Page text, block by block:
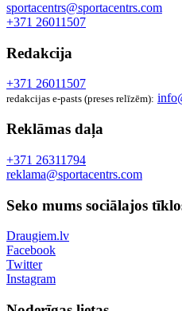
sportacentrs@sportacentrs.com
+371 26011507
Redakcija
+371 26011507
redakcijas e-pasts (preses relīzēm):
Reklāmas daļa
+371 26311794
reklama@sportacentrs.com
Seko mums sociālajos
Draugiem.lv
Facebook
Twitter
Instagram